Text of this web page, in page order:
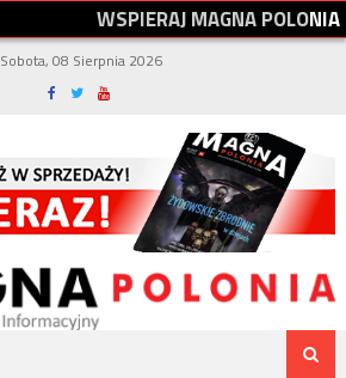
WSPIERAJMAGNAPOLONIA
Sobota, 08 Sierpnia 2026